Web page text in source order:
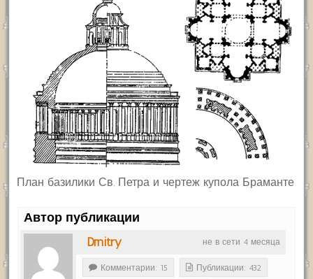
План базилики Св. Петра и чертеж купола Браманте
Автор публикации
не в сети 4 месяца
Dmitry
Комментарии: 15 Публикации: 432